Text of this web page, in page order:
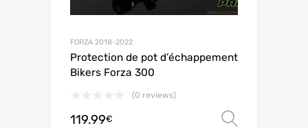
FORZA 2018-2022
Protection de pot d’échappement
Bikers Forza 300
(0 reviews)
119.99€